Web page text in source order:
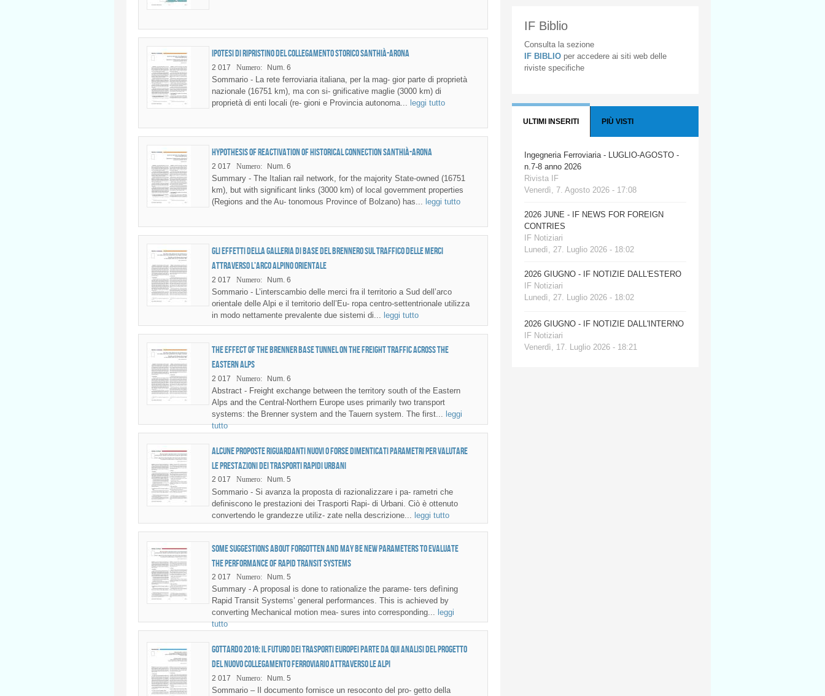
Ipotesi di ripristino del collegamento storico Santhià-Arona
2 017 Numero: Num. 6
Sommario - La rete ferroviaria italiana, per la mag- gior parte di proprietà
nazionale (16751 km), ma con si- gnificative maglie (3000 km) di
proprietà di enti locali (re- gioni e Provincia autonoma...
leggi tutto
Hypothesis of Reactivation of historical connection Santhià-Arona
2 017 Numero: Num. 6
Summary - The Italian rail network, for the majority State-owned (16751
km), but with significant links (3000 km) of local government properties
(Regions and the Au- tonomous Province of Bolzano) has...
leggi tutto
Gli effetti della galleria di base del Brennero sul traffico delle merci
attraverso l’arco alpino orientale
2 017 Numero: Num. 6
Sommario - L’interscambio delle merci fra il territorio a Sud dell’arco
orientale delle Alpi e il territorio dell’Eu- ropa centro-settentrionale utilizza
in modo nettamente prevalente due sistemi di...
leggi tutto
The effect of the Brenner base tunnel on the freight traffic across the
Eastern Alps
2 017 Numero: Num. 6
Abstract - Freight exchange between the territory south of the Eastern
Alps and the Central-Northern Europe uses primarily two transport
systems: the Brenner system and the Tauern system. The first...
leggi
tutto
Alcune proposte riguardanti nuovi o forse dimenticati parametri per valutare
le prestazioni dei trasporti rapidi urbani
2 017 Numero: Num. 5
Sommario - Si avanza la proposta di razionalizzare i pa- rametri che
definiscono le prestazioni dei Trasporti Rapi- di Urbani. Ciò è ottenuto
convertendo le grandezze utiliz- zate nella descrizione... leggi tutto
Some suggestions about forgotten and may be new parameters to evaluate
the performance of rapid transit systems
2 017 Numero: Num. 5
Summary - A proposal is done to rationalize the parame- ters defìning
Rapid Transit Systems’ general performances. This is achieved by
converting Mechanical motion mea- sures into corresponding... leggi
tutto
Gottardo 2016: il futuro dei trasporti europei parte da qui Analisi del progetto
del nuovo collegamento ferroviario attraverso le Alpi
2 017 Numero: Num. 5
Sommario – Il documento fornisce un resoconto del pro- getto della
IF Biblio
Consulta la sezione
IF BIBLIO per accedere ai siti web delle
riviste specifiche
ULTIMI INSERITI PIÙ VISTI
Ingegneria Ferroviaria - LUGLIO-AGOSTO -
n.7-8 anno 2026
Rivista IF
Venerdì, 7. Agosto 2026 - 17:08
2026 JUNE - IF NEWS FOR FOREIGN
CONTRIES
IF Notiziari
Lunedì, 27. Luglio 2026 - 18:02
2026 GIUGNO - IF NOTIZIE DALL'ESTERO
IF Notiziari
Lunedì, 27. Luglio 2026 - 18:02
2026 GIUGNO - IF NOTIZIE DALL'INTERNO
IF Notiziari
Venerdì, 17. Luglio 2026 - 18:21